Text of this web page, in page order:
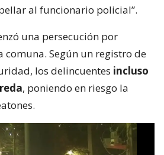
al funcionario policial”.
una persecución por
comuna. Según un registro de
los delincuentes incluso
, poniendo en riesgo la